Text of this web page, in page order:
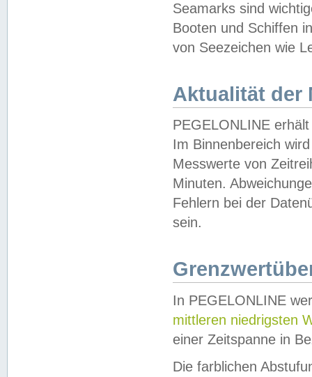
Seamarks sind
Booten und Schiffen
von Seezeichen wie
Aktualität der
PEGELONLINE
Im Binnenbereich
Messwerte von
Minuten.
Fehlern bei der
sein.
In PEGELONLINE
mittleren niedrigsten
einer Zeitspanne in
Die farblichen